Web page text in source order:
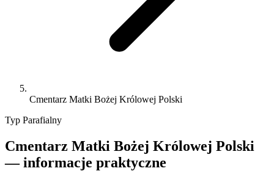
Cmentarz Matki Bożej Królowej Polski
Typ Parafialny
Cmentarz Matki Bożej Królowej Polski
— informacje praktyczne